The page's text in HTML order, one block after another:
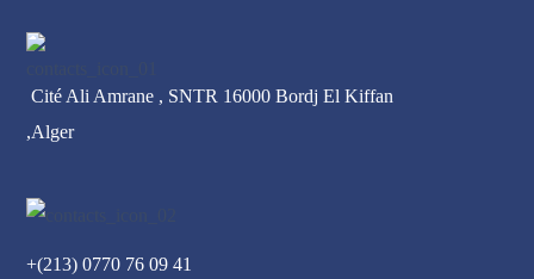
Cité Ali Amrane , SNTR 16000 Bordj El Kiffan
,Alger
+(213) 0770 76 09 41